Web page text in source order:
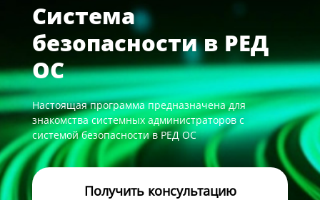
Система
безопасности в РЕД
ОС
Настоящая программа предназначена для
знакомства системных администраторов с
системой безопасности в РЕД ОС
Получить консультацию